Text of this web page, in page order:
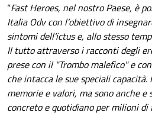
“Fast Heroes, nel nostro Paese, è
Italia Odv con l’obiettivo di
sintomi dell'ictus e, allo stesso
Il tutto attraverso i racconti degli
prese con il "Trombo malefico" e
che intacca le sue speciali
memorie e valori, ma sono anche
concreto e quotidiano per milioni di